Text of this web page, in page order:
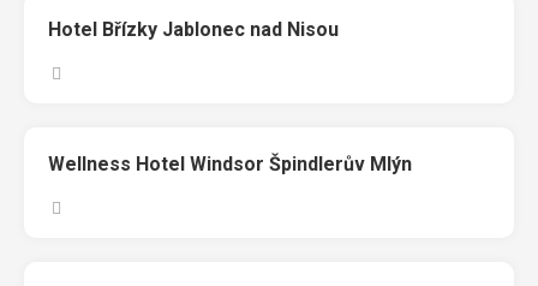
Hotel Břízky Jablonec nad Nisou
Wellness Hotel Windsor Špindlerův Mlýn